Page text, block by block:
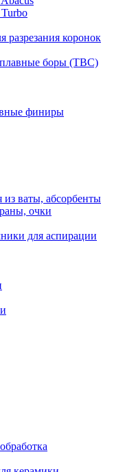
разрезания коронок
боры (ТВС)
финиры
из ваты, абсорбенты
очки
для аспирации